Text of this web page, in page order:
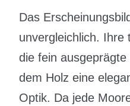
Das
unvergleichlich. Ihre
die fein
dem Holz eine
Optik. Da jede